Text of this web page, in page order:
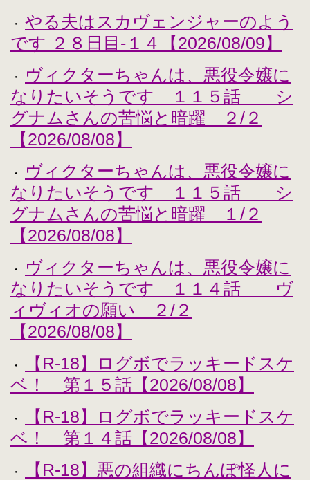
・
やる夫はスカヴェンジャーのよう
です ２８日目-１４【2026/08/09】
・
ヴィクターちゃんは、悪役令嬢に
なりたいそうです １１５話 シ
グナムさんの苦悩と暗躍 ２/２
【2026/08/08】
・
ヴィクターちゃんは、悪役令嬢に
なりたいそうです １１５話 シ
グナムさんの苦悩と暗躍 １/２
【2026/08/08】
・
ヴィクターちゃんは、悪役令嬢に
なりたいそうです １１４話 ヴ
ィヴィオの願い ２/２
【2026/08/08】
・
【R-18】ログボでラッキードスケ
ベ！ 第１５話【2026/08/08】
・
【R-18】ログボでラッキードスケ
ベ！ 第１４話【2026/08/08】
・
【R-18】悪の組織にちんぽ怪人に